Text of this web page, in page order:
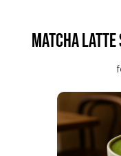
Matcha latte